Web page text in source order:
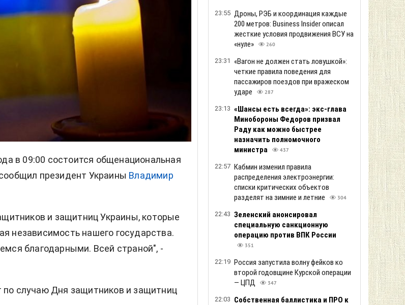
в 09:00 состоится общенациональная
президент Украины Владимир
и защитниц Украины, которые
независимость нашего государства.
благодарными. Всей страной", -
случаю Дня защитников и защитниц
23:55 Дроны, РЭБ и координация каждые
200 метров: Business Insider описал
жесткие условия продвижения ВСУ на
«нуле»
260
23:31
«Вагон не должен стать ловушкой»:
четкие правила поведения для
пассажиров поездов при вражеском
ударе
287
23:13 «Шансы есть всегда»: экс-глава
Минобороны Федоров призвал
Раду как можно быстрее
назначить полномочного
министра
437
22:57 Кабмин изменил правила
распределения электроэнергии:
списки критических объектов
разделят на зимние и летние
304
22:43 Зеленский анонсировал
специальную санкционную
операцию против ВПК России
351
22:19 Россия запустила волну фейков ко
второй годовщине Курской операции
— ЦПД
347
22:03 Собственная баллистика и ПРО к